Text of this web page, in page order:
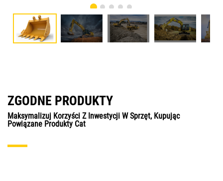
ZGODNE PRODUKTY
Maksymalizuj Korzyści Z Inwestycji W Sprzęt, Kupując
Powiązane Produkty Cat